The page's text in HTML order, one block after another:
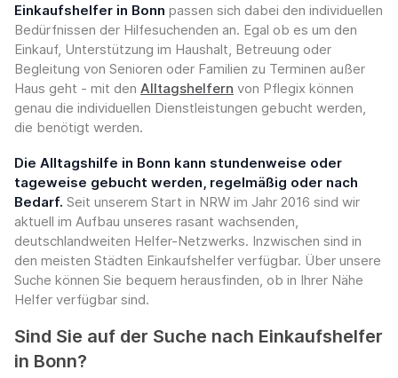
Einkaufshelfer in Bonn passen sich dabei den individuellen
Bedürfnissen der Hilfesuchenden an. Egal ob es um den
Einkauf, Unterstützung im Haushalt, Betreuung oder
Begleitung von Senioren oder Familien zu Terminen außer
Haus geht - mit den Alltagshelfern von Pflegix können
genau die individuellen Dienstleistungen gebucht werden,
die benötigt werden.
Die Alltagshilfe in Bonn kann stundenweise oder
tageweise gebucht werden, regelmäßig oder nach
Bedarf. Seit unserem Start in NRW im Jahr 2016 sind wir
aktuell im Aufbau unseres rasant wachsenden,
deutschlandweiten Helfer-Netzwerks. Inzwischen sind in
den meisten Städten Einkaufshelfer verfügbar. Über unsere
Suche können Sie bequem herausfinden, ob in Ihrer Nähe
Helfer verfügbar sind.
Sind Sie auf der Suche nach Einkaufshelfer
in Bonn?